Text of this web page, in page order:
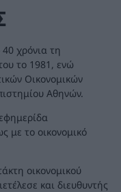
χρόνια τη
το 1981, ενώ
Οικονομικών
Αθηνών.
με το οικονομικό
οικονομικού
και διευθυντής